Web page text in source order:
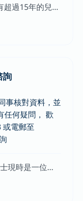
關於Ms. Phoenix Lo羅懿德姑娘有超過15年的兒科職業治療臨床經驗，在不同機構及兒童發展中心任職期間，她專注於服務有特殊學習需要之幼兒及學童，包括發展遲緩、自閉症、專注力不足及過度活躍症、學習障礙等，亦曾擔任到校服務治療師，以及舉辦家長及老師的培訓講座及工作坊。近年來亦積極推動大眾對高敏感孩子的認識，支援家長在照顧及管教上所遇到的難關。專長提供兒童情緒健康和情緒調節的支持，協助兒童建立積極的情感和社交技能。針對幼兒的認知、語言和情緒發展提供早期發展評估，並制定個性化的治療方案，以促進兒童的綜合發展。為幼兒進行社交技能發展、細小肌肉和大型肌肉發展的評估和治療，以增強兒童的身體控制能力和運動技能。協助兒童培養細小肌肉和大型肌肉的發展，以增強其手眼協調能力、平衡能力和運動協調能力。香港大學行為健康學碩士 -香港理工大學職業治療學士 -香港註冊職業治療師（HKROT Part 1) -英國註冊職業治療師 -香港兒童腦科及體智發展學會會員 -美國感統聽樂治療高級程度證書 -光敏感/艾蘭綜合症篩檢測驗證書 -澳洲保雲治療法高級證書(ISBT)
詢
事核對資料，並
任何疑問， 歡
電郵至
關於Ms. Sabrina Wong黃荻茵女士現時是一位澳洲註冊的輔導員和認可的ESDM (早期丹佛模式)治療師，為有不同情緒或發展需要的兒童及成人提供評估和介入服務。她相信溫暖互信的人際關係能推動個人成長，並擅於在兒童主導的遊戲中促進其溝通和全人發展。在移居澳大利亞以前，她在香港的康復機構任職言語治療師。因著廣泛的工作和專業培訓經驗，她對兒童的需求非常敏感，並且熱衷於幫助家長增進親子關係從而培養自信和積極的孩子。專長提供兒童情緒健康和情緒調節的支持，幫助兒童建立積極的情感和社交技能。針對幼兒的語言發展進行早期評估，制定個性化的治療計劃，協助兒童克服語言障礙，提高其語言表達和聆聽能力。為幼兒進行自閉症、專注力不足、過度活躍症等疾患進行評估及治療，協助兒童克服語言和社交困難，提高其社交技巧和情感表達能力。與家長和學校合作，提供有關語言發展的教育和指導，以幫助兒童在語言學習中取得進步。使用各種技術和工具，例如語言訓練、聲音產生和口腔肌肉控制練習，以提高兒童的語言表達和聆聽能力。協助幼兒發展正確的口腔肌肉控制和發音技巧，以幫助兒童發展良好的語言能力。